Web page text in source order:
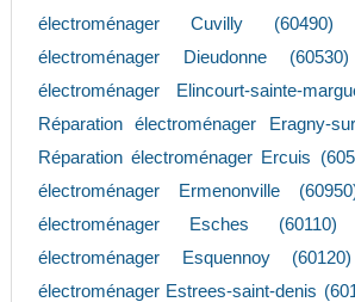
électroménager Cuvilly (60490)
électroménager Dieudonne (60530)
électroménager Elincourt-sainte-
Réparation électroménager Eragny-
Réparation électroménager Ercuis
électroménager Ermenonville
électroménager Esches (60110)
électroménager Esquennoy (60120)
électroménager Estrees-saint-denis